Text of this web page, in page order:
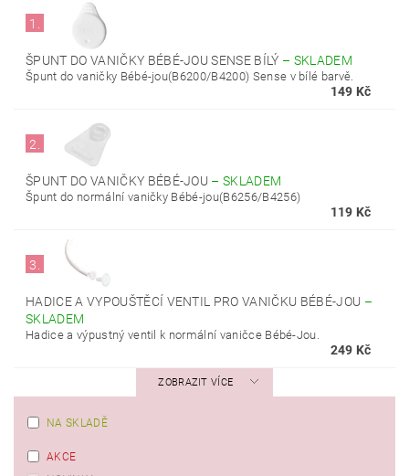
1.
ŠPUNT DO VANIČKY BÉBÉ-JOU SENSE BÍLÝ – SKLADEM
Špunt do vaničky Bébé-jou(B6200/B4200) Sense v bílé barvě.
149 Kč
2.
ŠPUNT DO VANIČKY BÉBÉ-JOU –SKLADEM
Špunt do normální vaničky Bébé-jou(B6256/B4256)
119 Kč
3.
HADICE A VYPOUŠTĚCÍ VENTIL PRO VANIČKU BÉBÉ-JOU –
SKLADEM
Hadice a výpustný ventil k normální vaničce Bébé-Jou.
249 Kč
ZOBRAZIT VÍCE
NA SKLADĚ
AKCE